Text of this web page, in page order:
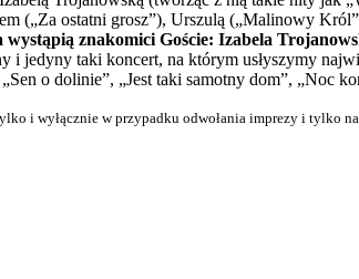
(„Za ostatni grosz”), Urszulą („Malinowy
znakomici Goście: Izabela
i jedyny taki koncert, na którym usłyszymy
o dolinie”, „Jest taki samotny dom”, „Noc
i wyłącznie w przypadku odwołania imprezy i tylko